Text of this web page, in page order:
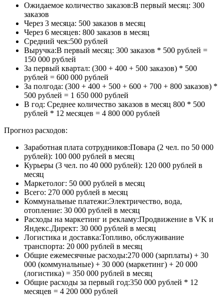
Ожидаемое количество заказов:В первый месяц: 300
заказов
Через 3 месяца: 500 заказов в месяц
Через 6 месяцев: 800 заказов в месяц
Средний чек:500 рублей
Выручка:В первый месяц: 300 заказов * 500 рублей =
150 000 рублей
За первый квартал: (300 + 400 + 500 заказов) * 500
рублей = 600 000 рублей
За полгода: (300 + 400 + 500 + 600 + 700 + 800 заказов) *
500 рублей = 1 650 000 рублей
В год: Среднее количество заказов в месяц 800 * 500
рублей * 12 месяцев = 4 800 000 рублей
Прогноз расходов:
Заработная плата сотрудников:Повара (2 чел. по 50 000
рублей): 100 000 рублей в месяц
Курьеры (3 чел. по 40 000 рублей): 120 000 рублей в
месяц
Маркетолог: 50 000 рублей в месяц
Всего: 270 000 рублей в месяц
Коммунальные платежи:Электричество, вода,
отопление: 30 000 рублей в месяц
Расходы на маркетинг и рекламу:Продвижение в VK и
Яндекс.Директ: 30 000 рублей в месяц
Логистика и доставка:Топливо, обслуживание
транспорта: 20 000 рублей в месяц
Общие ежемесячные расходы:270 000 (зарплаты) + 30
000 (коммунальные) + 30 000 (маркетинг) + 20 000
(логистика) = 350 000 рублей в месяц
Общие расходы за первый год:350 000 рублей * 12
месяцев = 4 200 000 рублей